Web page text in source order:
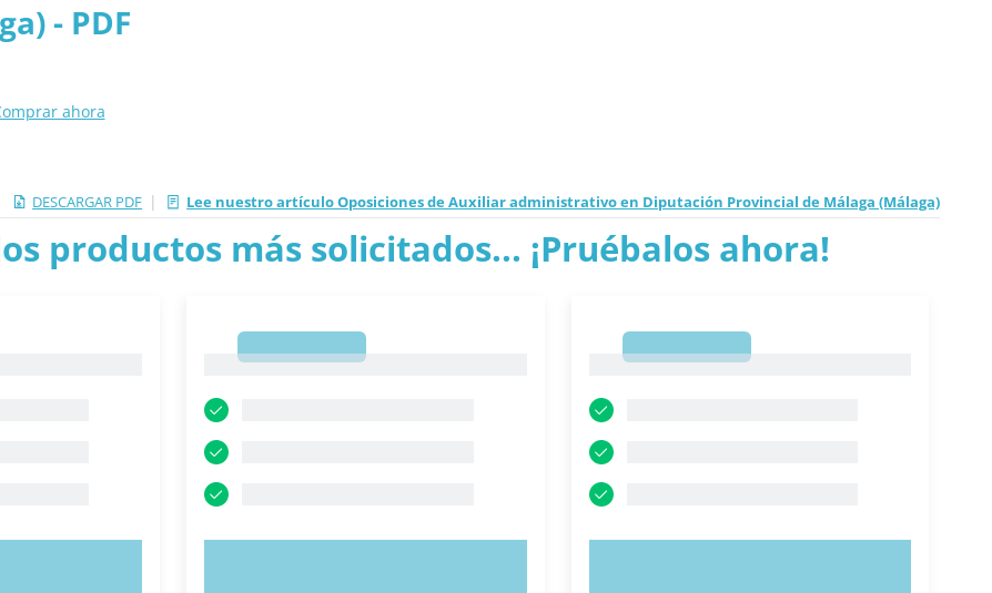
- PDF
ahora
DESCARGAR PDF | Lee nuestro artículo Oposiciones de Auxiliar administrativo en Diputación Provincial de Málaga (Málaga)
productos más solicitados... ¡Pruébalos ahora!